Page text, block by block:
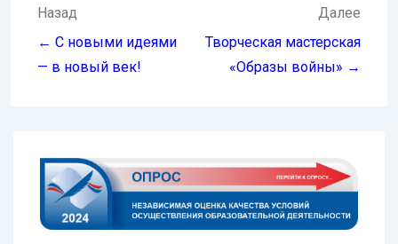
Навигация
по
записям
Назад
← С новыми идеями
— в новый век!
Далее
Творческая мастерская
«Образы войны» →